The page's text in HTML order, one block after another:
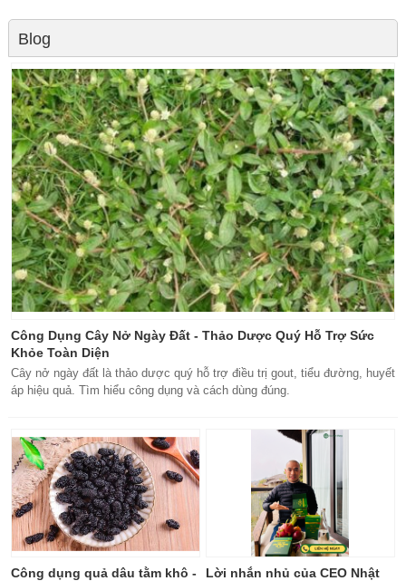
Blog
Công Dụng Cây Nở Ngày Đất - Thảo Dược Quý Hỗ Trợ Sức
Khỏe Toàn Diện
Cây nở ngày đất là thảo dược quý hỗ trợ điều trị gout, tiểu đường, huyết
áp hiệu quả. Tìm hiểu công dụng và cách dùng đúng.
Công dụng quả dâu tằm khô -
Lời nhắn nhủ của CEO Nhật